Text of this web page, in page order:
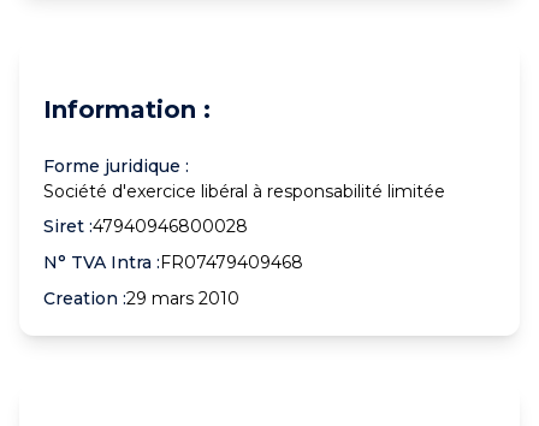
Information :
Forme juridique :
Société d'exercice libéral à responsabilité limitée
Siret :47940946800028
N° TVA Intra : FR07479409468
Creation :29 mars 2010